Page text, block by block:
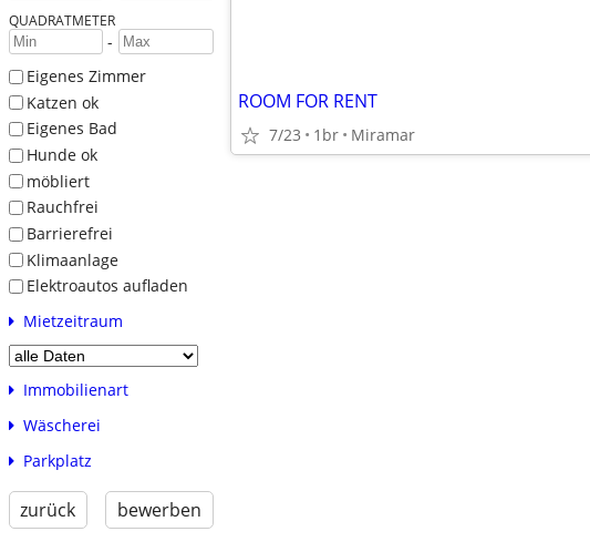
QUADRATMETER
-
Eigenes Zimmer
Katzen ok
Eigenes Bad
Hunde ok
möbliert
Rauchfrei
Barrierefrei
Klimaanlage
Elektroautos aufladen
Mietzeitraum
Immobilienart
Wäscherei
Parkplatz
zurück bewerben
ROOM FOR RENT
7/23 1br Miramar